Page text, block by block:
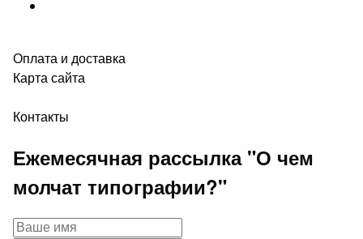
Оплата и доставка
Карта сайта
Контакты
Ежемесячная рассылка "О чем
молчат типографии?"